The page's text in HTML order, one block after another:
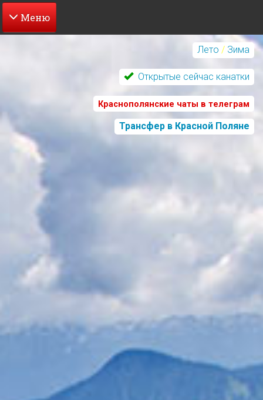
Перейти
Лето / Зима
Открытые сейчас канатки
Краснополянские чаты в телеграм
Трансфер в Красной Поляне